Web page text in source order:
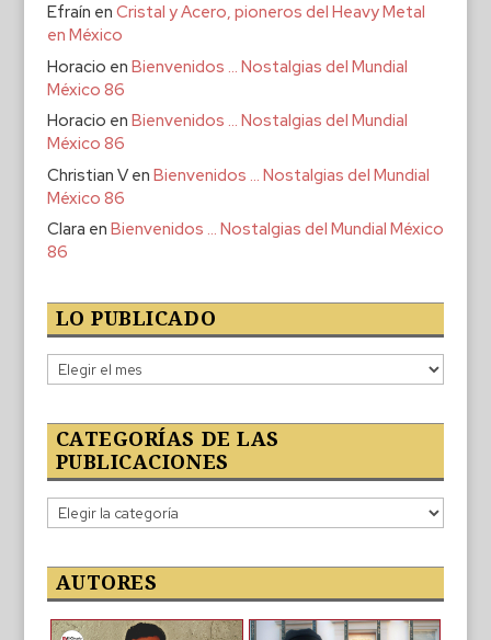
Efraín en Cristal y Acero, pioneros del Heavy Metal
en México
Horacio en Bienvenidos … Nostalgias del Mundial
México 86
Horacio en Bienvenidos … Nostalgias del Mundial
México 86
Christian Ven Bienvenidos … Nostalgias del Mundial
México 86
Clara en Bienvenidos … Nostalgias del Mundial México
86
LO PUBLICADO
Lo
publicado
CATEGORÍAS DE LAS
PUBLICACIONES
Categorías
de
publicaciones
AUTORES